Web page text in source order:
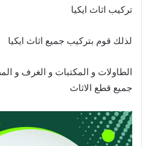
تركيب اثاث ايكيا
لذلك قوم بتركيب جميع اثاث ايكيا
الطاولات و المكتبات و الغرف و
جميع قطع الاثاث